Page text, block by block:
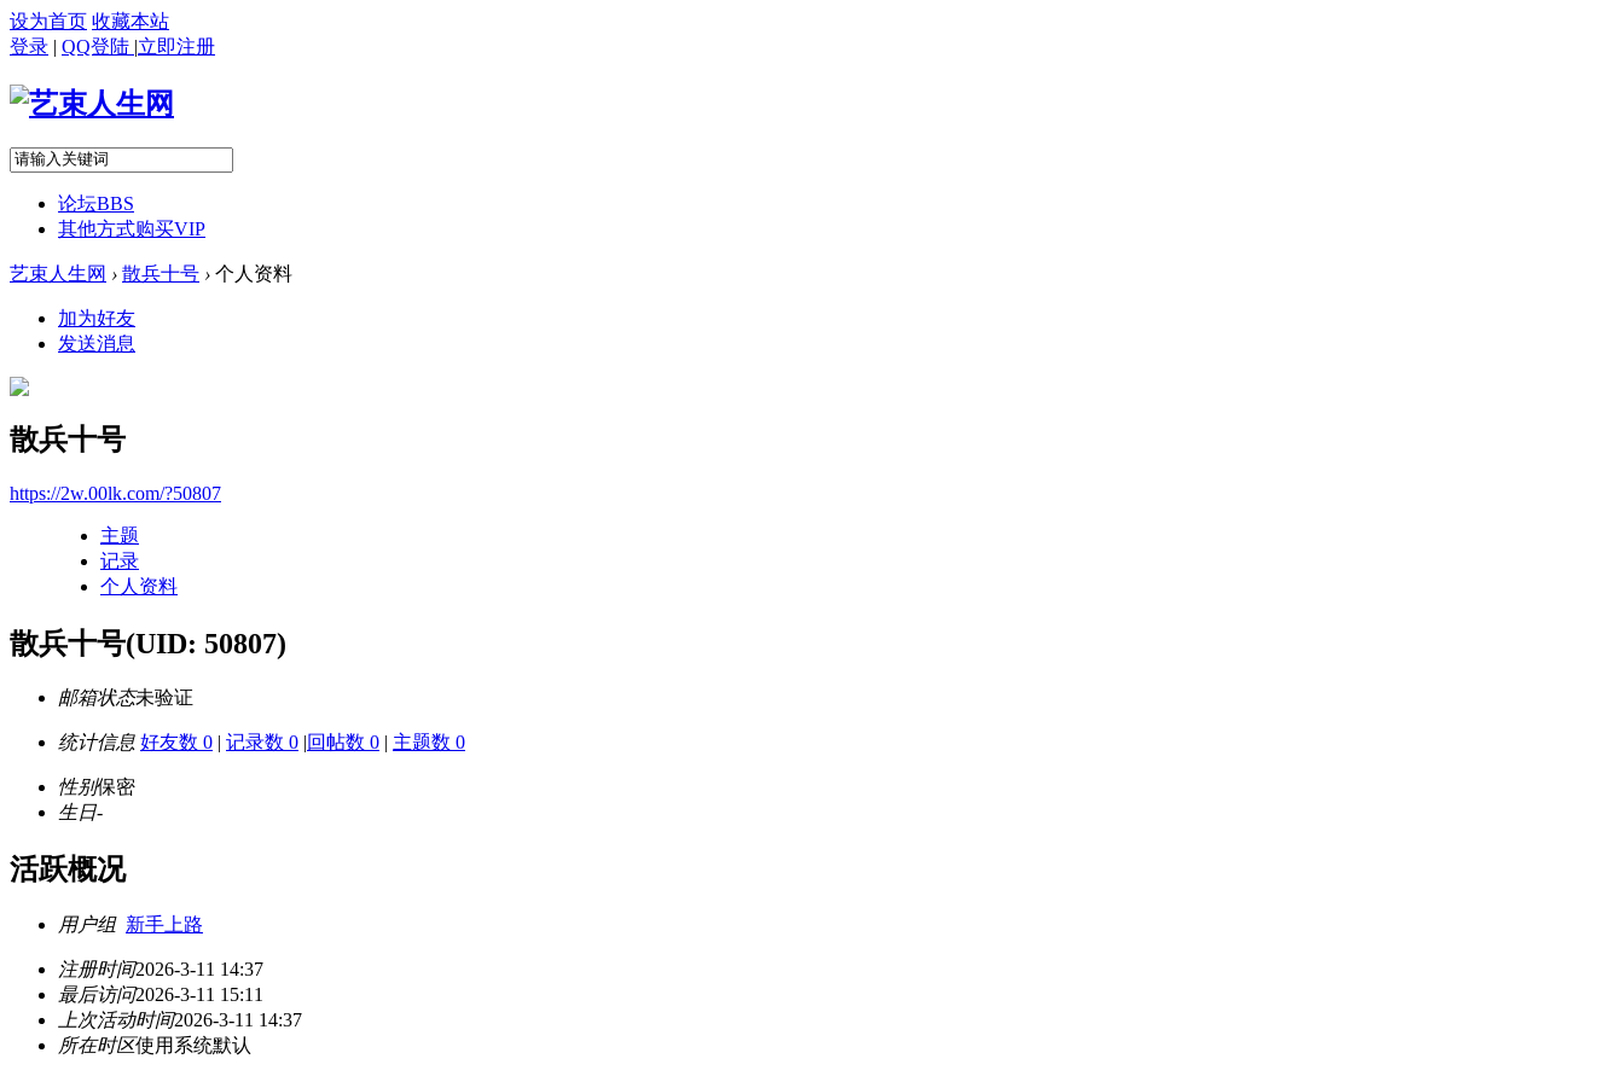
设为首页 收藏本站
登录 | QQ登陆 |立即注册
论坛BBS
其他方式购买VIP
艺束人生网 › 散兵十号 › 个人资料
加为好友
发送消息
散兵十号
https://2w.00lk.com/?50807
主题
记录
个人资料
散兵十号(UID: 50807)
邮箱状态未验证
统计信息 好友数 0 | 记录数 0 |回帖数 0 | 主题数 0
性别保密
生日-
活跃概况
用户组 新手上路
注册时间2026-3-11 14:37
最后访问2026-3-11 15:11
上次活动时间2026-3-11 14:37
所在时区使用系统默认